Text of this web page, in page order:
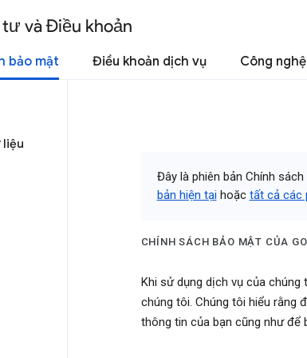
và Điều khoản
bảo mật Điều khoản dịch vụ Công nghệ
liệu
Đây là phiên bản Chính
bản hiện tại hoặc tất cả các
CHÍNH SÁCH BẢO MẬT CỦA
Khi sử dụng dịch vụ của
chúng tôi. Chúng tôi hiểu rằng
thông tin của bạn cũng như để